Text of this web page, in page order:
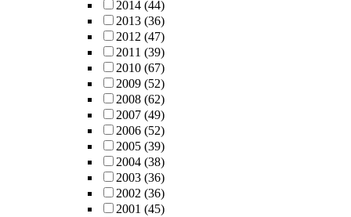
2014 (44)
2013 (36)
2012 (47)
2011 (39)
2010 (67)
2009 (52)
2008 (62)
2007 (49)
2006 (52)
2005 (39)
2004 (38)
2003 (36)
2002 (36)
2001 (45)